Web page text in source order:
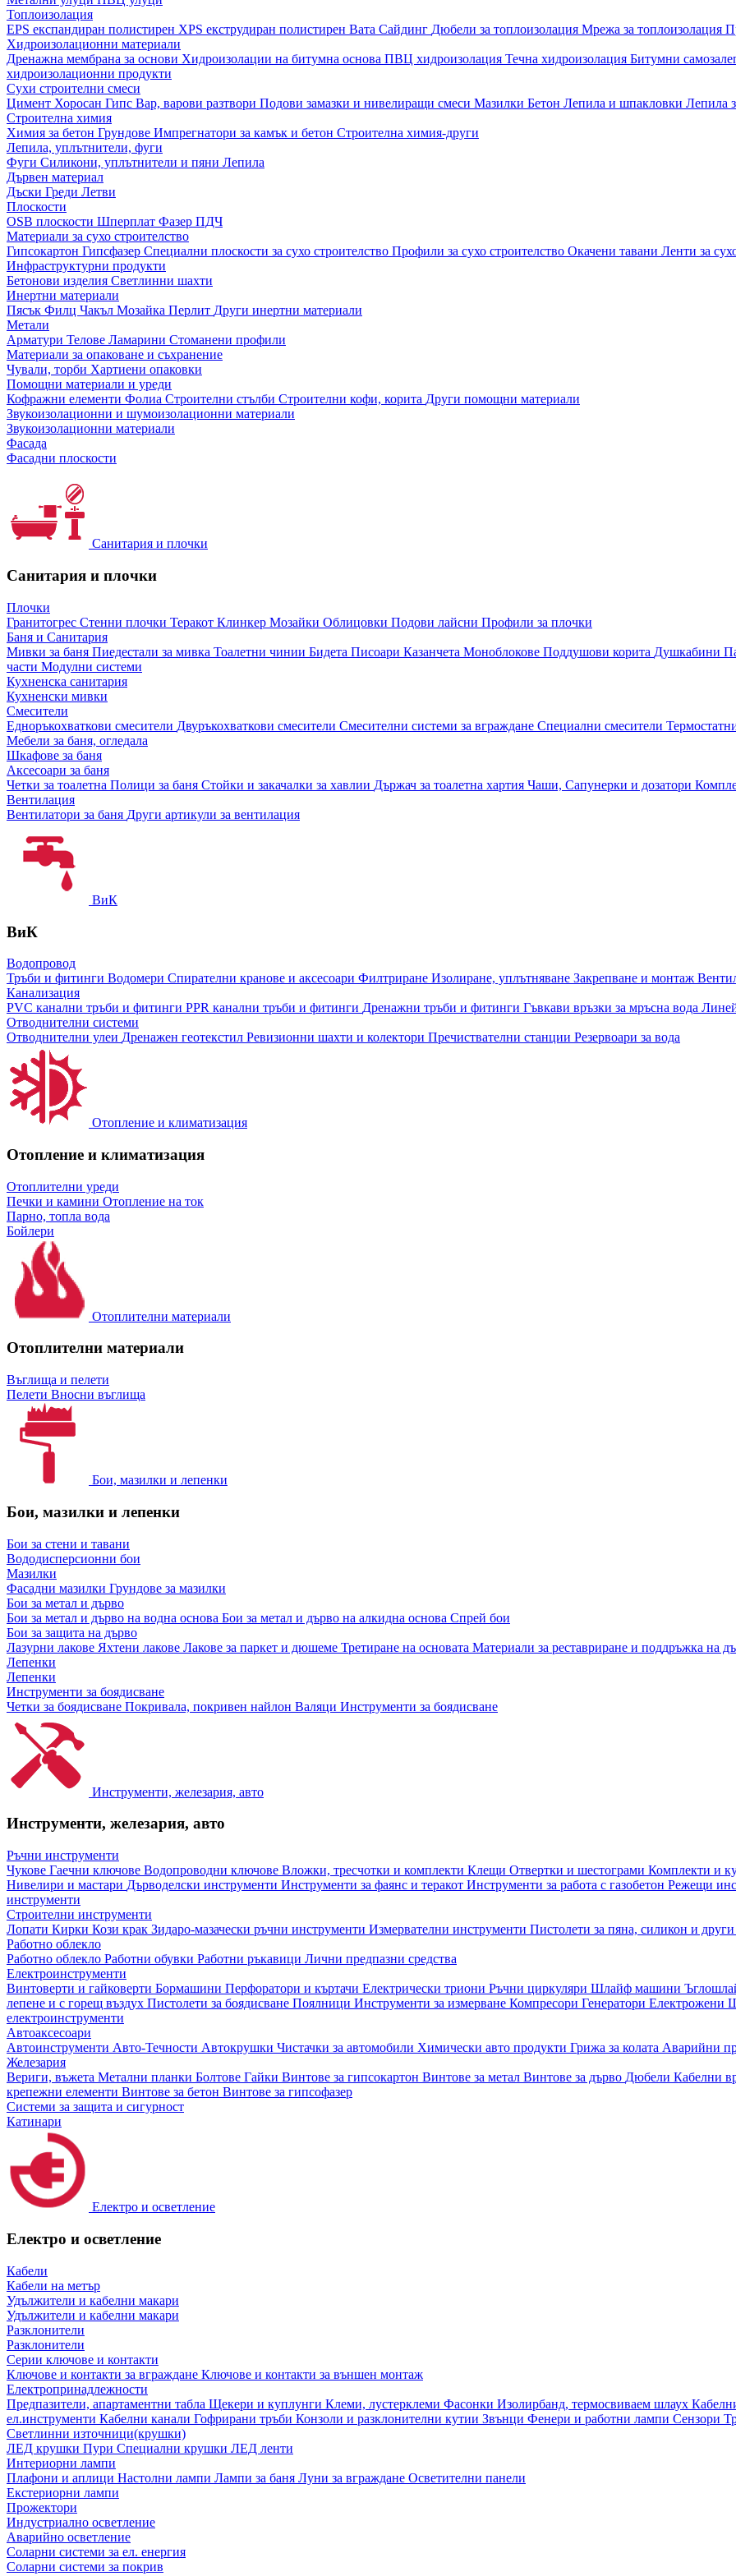
Топлоизолация
EPS експандиран полистирен XPS екструдиран полистирен Вата Сайдинг Дюбели за топлоизолация Мрежа за топлоизолация
Хидроизолационни материали
Дренажна мембрана за основи Хидроизолации на битумна основа ПВЦ хидроизолация Течна хидроизолация Битумни
хидроизолационни продукти
Сухи строителни смеси
Цимент Хоросан Гипс Вар, варови разтвори Подови замазки и нивелиращи смеси Мазилки Бетон Лепила и шпакловки Лепила
Строителна химия
Химия за бетон Грундове Импрегнатори за камък и бетон Строителна химия-други
Лепила, уплътнители, фуги
Фуги Силикони, уплътнители и пяни Лепила
Дървен материал
Дъски Греди Летви
Плоскости
OSB плоскости Шперплат Фазер ПДЧ
Материали за сухо строителство
Гипсокартон Гипсфазер Специални плоскости за сухо строителство Профили за сухо строителство Окачени тавани Ленти за
Инфраструктурни продукти
Бетонови изделия Светлинни шахти
Инертни материали
Пясък Филц Чакъл Мозайкa Перлит Други инертни материали
Метали
Арматури Телове Ламарини Стоманени профили
Материали за опаковане и съхранение
Чували, торби Хартиени опаковки
Помощни материали и уреди
Кофражни елементи Фолиа Строителни стълби Строителни кофи, корита Други помощни материали
Звукоизолационни и шумоизолационни материали
Звукоизолационни материали
Фасада
Фасадни плоскости
Санитария и плочки
Санитария и плочки
Плочки
Гранитогрес Стенни плочки Теракот Клинкер Мозайки Облицовки Подови лайсни Профили за плочки
Баня и Санитария
Мивки за баня Пиедестали за мивка Тоалетни чинии Бидета Писоари Казанчета Моноблокове Поддушови корита Душкабини
части Модулни системи
Кухненска санитария
Кухненски мивки
Смесители
Едноръкохваткови смесители Двуръкохваткови смесители Смесителни системи за вграждане Специални смесители
Мебели за баня, огледала
Шкафове за баня
Аксесоари за баня
Четки за тоалетна Полици за баня Стойки и закачалки за хавлии Държач за тоалетна хартия Чаши, Сапунерки и дозатори
Вентилация
Вентилатори за баня Други артикули за вентилация
ВиК
ВиК
Водопровод
Тръби и фитинги Водомери Спирателни кранове и аксесоари Филтриране Изолиране, уплътняване Закрепване и монтаж
Канализация
PVC канални тръби и фитинги PPR канални тръби и фитинги Дренажни тръби и фитинги Гъвкави връзки за мръсна вода
Отводнителни системи
Отводнителни улеи Дренажен геотекстил Ревизионни шахти и колектори Пречиствателни станции Резервоари за вода
Отопление и климатизация
Отопление и климатизация
Отоплителни уреди
Печки и камини Отопление на ток
Парно, топла вода
Бойлери
Отоплителни материали
Отоплителни материали
Въглища и пелети
Пелети Вносни въглища
Бои, мазилки и лепенки
Бои, мазилки и лепенки
Бои за стени и тавани
Вододисперсионни бои
Мазилки
Фасадни мазилки Грундове за мазилки
Бои за метал и дърво
Бои за метал и дърво на водна основа Бои за метал и дърво на алкидна основа Спрей бои
Бои за защита на дърво
Лазурни лакове Яхтени лакове Лакове за паркет и дюшеме Третиране на основата Материали за реставриране и поддръжка на
Лепенки
Лепенки
Инструменти за боядисване
Четки за боядисване Покривала, покривен найлон Валяци Инструменти за боядисване
Инструменти, железария, авто
Инструменти, железария, авто
Ръчни инструменти
Чукове Гаечни ключове Водопроводни ключове Вложки, тресчотки и комплекти Клещи Отвертки и шестограми Комплекти и
Нивелири и мастари Дърводелски инструменти Инструменти за фаянс и теракот Инструменти за работа с газобетон Режещи
инструменти
Строителни инструменти
Лопати Кирки Кози крак Зидаро-мазачески ръчни инструменти Измервателни инструменти Пистолети за пяна, силикон и
Работно облекло
Работно облекло Работни обувки Работни ръкавици Лични предпазни средства
Електроинструменти
Винтоверти и гайковерти Бормашини Перфоратори и къртачи Електрически триони Ръчни циркуляри Шлайф машини
лепене и с горещ въздух Пистолети за боядисване Поялници Инструменти за измерване Компресори Генератори Електрожени
електроинструменти
Автоаксесоари
Автоинструменти Авто-Течности Автокрушки Чистачки за автомобили Химически авто продукти Грижа за колата Аварийни
Железария
Вериги, въжета Метални планки Болтове Гайки Винтове за гипсокартон Винтове за метал Винтове за дърво Дюбели Кабелни
крепежни елементи Винтове за бетон Винтове за гипсофазер
Системи за защита и сигурност
Катинари
Електро и осветление
Електро и осветление
Кабели
Кабели на метър
Удължители и кабелни макари
Удължители и кабелни макари
Разклонители
Разклонители
Серии ключове и контакти
Ключове и контакти за вграждане Ключове и контакти за външен монтаж
Електропринадлежности
Предпазители, апартаментни табла Щекери и куплунги Клеми, лустерклеми Фасонки Изолирбанд, термосвиваем шлаух
ел.инструменти Кабелни канали Гофрирани тръби Конзоли и разклонителни кутии Звънци Фенери и работни лампи Сензори
Светлинни източници(крушки)
ЛЕД крушки Пури Специални крушки ЛЕД ленти
Интериорни лампи
Плафони и аплици Настолни лампи Лампи за баня Луни за вграждане Осветителни панели
Екстериорни лампи
Прожектори
Индустриално осветление
Аварийно осветление
Соларни системи за ел. енергия
Соларни системи за покрив